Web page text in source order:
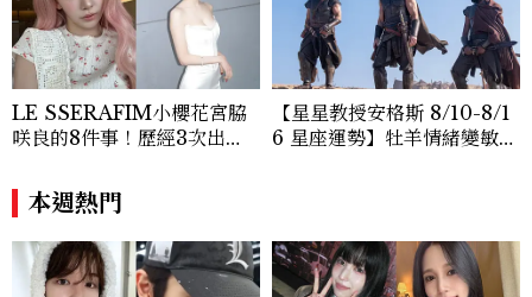
LE SSERAFIM小櫻花宮脇
咲良的8件事！歷經3次出
王、靠「這招」養成17吋螞蟻
腰
【星星教授安格斯 8/10-8/1
6 星座運勢】牡羊情緒變敏
本週熱門